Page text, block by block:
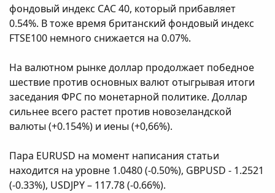
фондовый индекс САС 40, который прибавляет
0.54%. В тоже время британский фондовый индекс
FTSE100 немного снижается на 0.07%.
На валютном рынке доллар продолжает победное
шествие против основных валют отыгрывая итоги
заседания ФРС по монетарной политике. Доллар
сильнее всего растет против новозеландской
валюты (+0.154%) и иены (+0,66%).
Пара EURUSD на момент написания статьи
находится на уровне 1.0480 (-0.50%), GBPUSD - 1.2521
(-0.33%), USDJPY – 117.78 (-0.66%).